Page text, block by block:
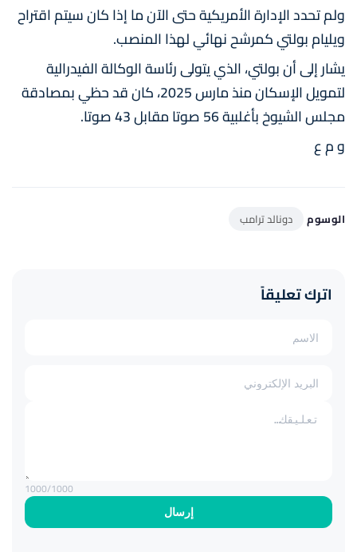
ولم تحدد الإدارة الأمريكية حتى الآن ما إذا كان سيتم اقتراح
ويليام بولتي كمرشح نهائي لهذا المنصب.
يشار إلى أن بولتي، الذي يتولى رئاسة الوكالة الفيدرالية
لتمويل الإسكان منذ مارس 2025، كان قد حظي بمصادقة
مجلس الشيوخ بأغلبية 56 صوتا مقابل 43 صوتا.
و م ع
الوسوم دونالد ترامب
اترك تعليقاً
إرسال
1000/1000